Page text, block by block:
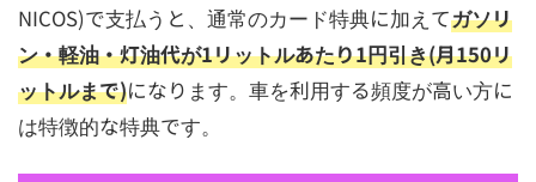
NICOS)で支払うと、通常のカード特典に加えてガソリ
ン・軽油・灯油代が1リットルあたり1円引き(月150リ
ットルまで)になります。車を利用する頻度が高い方に
は特徴的な特典です。